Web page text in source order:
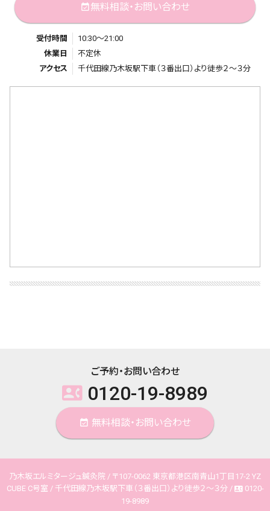
event_available無料相談・お問い合わせ
受付時間
10:30～21:00
休業日
不定休
アクセス
千代田線乃木坂駅下車（３番出口）より徒歩２～３分
ご予約・お問い合わせ
contact_phone 0120-19-8989
event_available 無料相談・お問い合わせ
乃木坂エルミタージュ鍼灸院 / 〒107-0062 東京都港区南青山1丁目17-2 YZ
CUBE C号室 / 千代田線乃木坂駅下車（３番出口）より徒歩２～３分 / contact_phone 0120-
19-8989